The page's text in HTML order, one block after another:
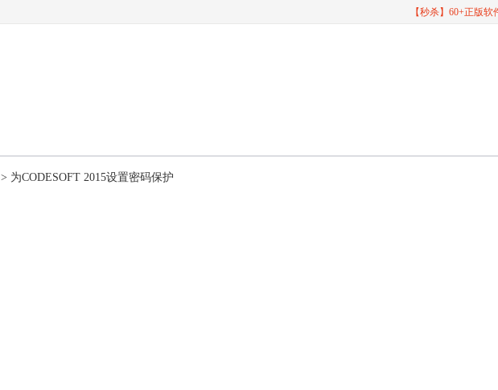
【秒杀】60+正版
> 为CODESOFT 2015设置密码保护